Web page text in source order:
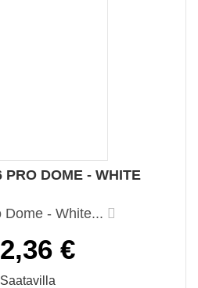
PRO DOME - WHITE
Dome - White...
€
Saatavilla